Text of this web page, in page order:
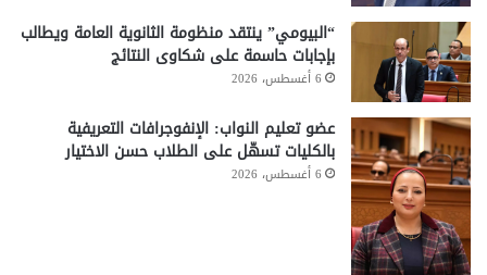
“البيومي” ينتقد منظومة الثانوية العامة ويطالب
بإجابات حاسمة على شكاوى النتائج
6 أغسطس، 2026
عضو تعليم النواب: الإنفوجرافات التعريفية
بالكليات تسهّل على الطلاب حسن الاختيار
6 أغسطس، 2026